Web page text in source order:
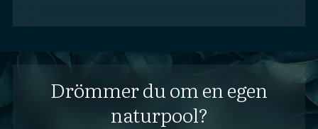
Drömmer du om en egen
naturpool?